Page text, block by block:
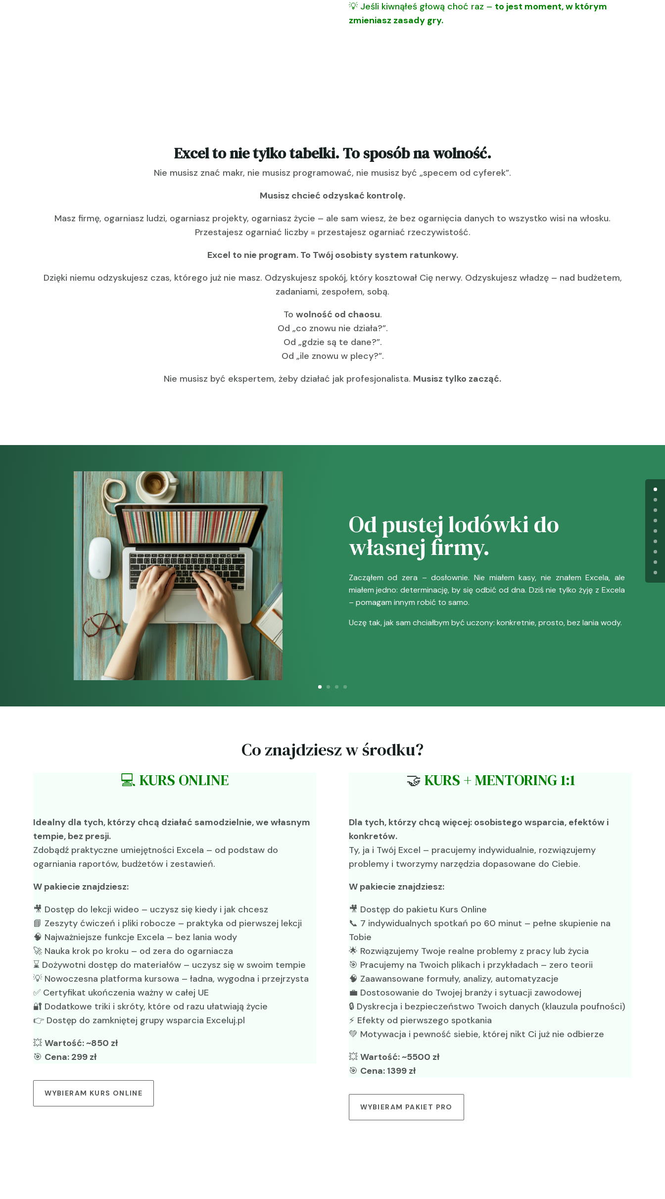
💡 Jeśli kiwnąłeś głową choć raz – to jest moment, w którym
zmieniasz zasady gry.
Excel to nie tylko tabelki. To sposób na wolność.
Nie musisz znać makr, nie musisz programować, nie musisz być „specem od cyferek”.
Musisz chcieć odzyskać kontrolę.
Masz firmę, ogarniasz ludzi, ogarniasz projekty, ogarniasz życie – ale sam wiesz, że bez ogarnięcia danych to wszystko wisi na włosku.
Przestajesz ogarniać liczby = przestajesz ogarniać rzeczywistość.
Excel to nie program. To Twój osobisty system ratunkowy.
Dzięki niemu odzyskujesz czas, którego już nie masz. Odzyskujesz spokój, który kosztował Cię nerwy. Odzyskujesz władzę – nad budżetem,
zadaniami, zespołem, sobą.
To wolność od chaosu.
Od „co znowu nie działa?”.
Od „gdzie są te dane?”.
Od „ile znowu w plecy?”.
Nie musisz być ekspertem, żeby działać jak profesjonalista. Musisz tylko zacząć.
Od pustej lodówki do
własnej firmy.
Zacząłem od zera – dosłownie. Nie miałem kasy, nie znałem Excela, ale
miałem jedno: determinację, by się odbić od dna. Dziś nie tylko żyję z Excela
– pomagam innym robić to samo.
Uczę tak, jak sam chciałbym być uczony: konkretnie, prosto, bez lania wody.
Co znajdziesz w środku?
💻 KURS ONLINE
Idealny dla tych, którzy chcą działać samodzielnie, we własnym
tempie, bez presji.
Zdobądź praktyczne umiejętności Excela – od podstaw do
ogarniania raportów, budżetów i zestawień.
W pakiecie znajdziesz:
🎥 Dostęp do lekcji wideo – uczysz się kiedy i jak chcesz
📘 Zeszyty ćwiczeń i pliki robocze – praktyka od pierwszej lekcji
🧠 Najważniejsze funkcje Excela – bez lania wody
🚀 Nauka krok po kroku – od zera do ogarniacza
⌛ Dożywotni dostęp do materiałów – uczysz się w swoim tempie
💡 Nowoczesna platforma kursowa – ładna, wygodna i przejrzysta
✅ Certyfikat ukończenia ważny w całej UE
🔐 Dodatkowe triki i skróty, które od razu ułatwiają życie
👉 Dostęp do zamkniętej grupy wsparcia Exceluj.pl
💥Wartość: ~850 zł
🎯 Cena: 299 zł
WYBIERAM KURS ONLINE
🤝KURS + MENTORING 1:1
Dla tych, którzy chcą więcej: osobistego wsparcia, efektów i
konkretów.
Ty, ja i Twój Excel – pracujemy indywidualnie, rozwiązujemy
problemy i tworzymy narzędzia dopasowane do Ciebie.
W pakiecie znajdziesz:
🎥 Dostęp do pakietu Kurs Online
📞 7 indywidualnych spotkań po 60 minut – pełne skupienie na
Tobie
🌟 Rozwiązujemy Twoje realne problemy z pracy lub życia
🎯 Pracujemy na Twoich plikach i przykładach – zero teorii
🧠 Zaawansowane formuły, analizy, automatyzacje
💼 Dostosowanie do Twojej branży i sytuacji zawodowej
🔒 Dyskrecja i bezpieczeństwo Twoich danych (klauzula poufności)
⚡ Efekty od pierwszego spotkania
💚 Motywacja i pewność siebie, której nikt Ci już nie odbierze
💥Wartość: ~5500 zł
🎯 Cena: 1399 zł
WYBIERAM PAKIET PRO